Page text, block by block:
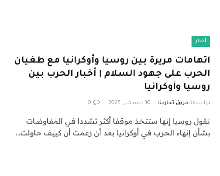
أخبار
اتهامات مريرة بين روسيا وأوكرانيا مع طغيان
الحرب على جهود السلام | أخبار الحرب بين
روسيا وأوكرانيا
بواسطة فريق تجاربنا 30 ديسمبر، 2025 0
تقول روسيا إنها ستتخذ موقفا أكثر تشددا في المفاوضات
بشأن إنهاء الحرب في أوكرانيا بعد أن زعمت أن كييف حاولت…